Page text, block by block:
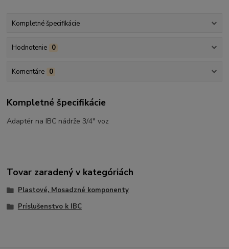
Kompletné špecifikácie
Hodnotenie 0
Komentáre 0
Kompletné špecifikácie
Adaptér na IBC nádrže 3/4" voz
Tovar zaradený v kategóriách
Plastové, Mosadzné komponenty
Príslušenstvo k IBC